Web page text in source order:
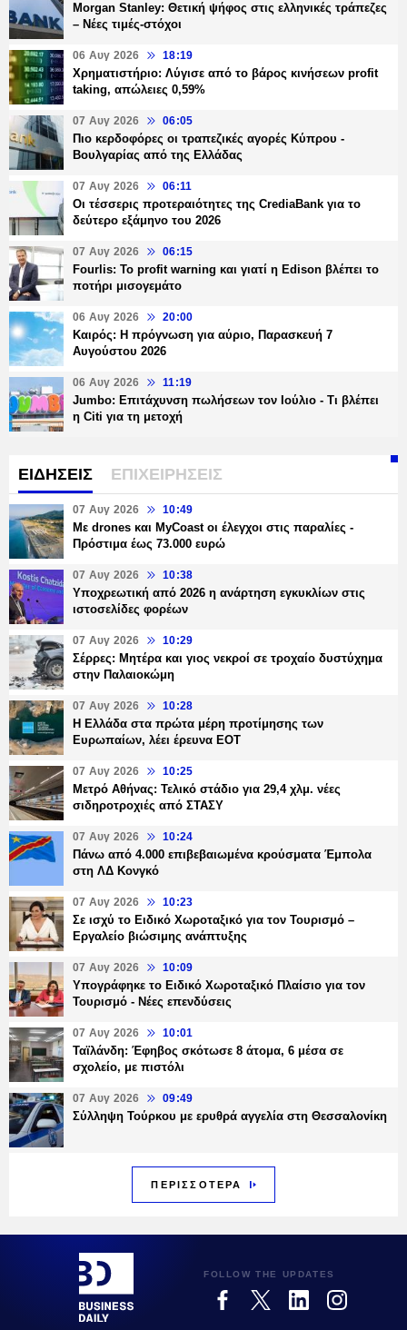
Morgan Stanley: Θετική ψήφος στις ελληνικές τράπεζες
– Νέες τιμές-στόχοι
06 Αυγ 2026 18:19
Χρηματιστήριο: Λύγισε από το βάρος κινήσεων profit
taking, απώλειες 0,59%
07 Αυγ 2026 06:05
Πιο κερδοφόρες οι τραπεζικές αγορές Κύπρου -
Βουλγαρίας από της Ελλάδας
07 Αυγ 2026 06:11
Οι τέσσερις προτεραιότητες της CrediaBank για το
δεύτερο εξάμηνο του 2026
07 Αυγ 2026 06:15
Fourlis: Το profit warning και γιατί η Edison βλέπει το
ποτήρι μισογεμάτο
06 Αυγ 2026 20:00
Καιρός: Η πρόγνωση για αύριο, Παρασκευή 7
Αυγούστου 2026
06 Αυγ 2026 11:19
Jumbo: Επιτάχυνση πωλήσεων τον Ιούλιο - Τι βλέπει
η Citi για τη μετοχή
ΕΙΔΗΣΕΙΣ ΕΠΙΧΕΙΡΗΣΕΙΣ
07 Αυγ 2026 10:49
Με drones και MyCoast οι έλεγχοι στις παραλίες -
Πρόστιμα έως 73.000 ευρώ
07 Αυγ 2026 10:38
Υποχρεωτική από 2026 η ανάρτηση εγκυκλίων στις
ιστοσελίδες φορέων
07 Αυγ 2026 10:29
Σέρρες: Μητέρα και γιος νεκροί σε τροχαίο δυστύχημα
στην Παλαιοκώμη
07 Αυγ 2026 10:28
Η Ελλάδα στα πρώτα μέρη προτίμησης των
Ευρωπαίων, λέει έρευνα ΕΟΤ
07 Αυγ 2026 10:25
Μετρό Αθήνας: Τελικό στάδιο για 29,4 χλμ. νέες
σιδηροτροχιές από ΣΤΑΣΥ
07 Αυγ 2026 10:24
Πάνω από 4.000 επιβεβαιωμένα κρούσματα Έμπολα
στη ΛΔ Κονγκό
07 Αυγ 2026 10:23
Σε ισχύ το Ειδικό Χωροταξικό για τον Τουρισμό –
Εργαλείο βιώσιμης ανάπτυξης
07 Αυγ 2026 10:09
Υπογράφηκε το Ειδικό Χωροταξικό Πλαίσιο για τον
Τουρισμό - Νέες επενδύσεις
07 Αυγ 2026 10:01
Ταϊλάνδη: Έφηβος σκότωσε 8 άτομα, 6 μέσα σε
σχολείο, με πιστόλι
07 Αυγ 2026 09:49
Σύλληψη Τούρκου με ερυθρά αγγελία στη Θεσσαλονίκη
ΠΕΡΙΣΣΟΤΕΡΑ
FOLLOW THE UPDATES